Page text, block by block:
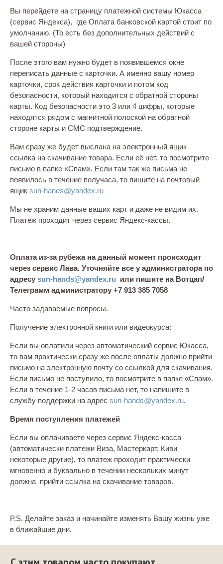
Вы перейдете на страницу платежной системы Юкасса
(сервис Яндекса), где Оплата банковской картой стоит по
умолчанию. (То есть без дополнительных действий с
вашей стороны)
После этого вам нужно будет в появившемся окне
переписать данные с карточки. А именно вашу номер
карточки, срок действия карточки и потом код
безопасности, который находится с обратной стороны
карты. Код безопасности это 3 или 4 цифры, которые
находятся рядом с магнитной полоской на обратной
стороне карты и СМС подтверждение.
Вам сразу же будет выслана на электронный ящик
ссылка на скачивание товара. Если её нет, то посмотрите
письмо в папке «Спам». Если там так же письма не
появилось в течение получаса, то пишите на почтовый
ящик sun-hands@yandex.ru
Мы не храним данные ваших карт и даже не видим их.
Платеж проходит через сервис Яндекс-кассы.
Оплата из-за рубежа на данный момент происходит
через сервис Лава. Уточняйте все у администратора по
адресу sun-hands@yandex.ru или пишите на Вотцап/
Телеграмм администратору +7 913 385 7058
Часто задаваемые вопросы.
Получение электронной книги или видеокурса:
Если вы оплатили через автоматический сервис Юкасса,
то вам практически сразу же после оплаты должно прийти
письмо на электронную почту со ссылкой для скачивания.
Если письмо не поступило, то посмотрите в папке «Спам».
Если в течение 1-2 часов письма нет, то напишите в
службу поддержки на адрес sun-hands@yandex.ru.
Время поступления платежей
Если вы оплачиваете через сервис Яндекс-касса
(автоматически платежи Виза, Мастеркарт, Киви
некоторые другие), то платеж проходит практически
мгновенно и буквально в течении нескольких минут
должна прийти ссылка на скачивание товаров.
P.S. Делайте заказ и начинайте изменять Вашу жизнь уже
в ближайшие дни.